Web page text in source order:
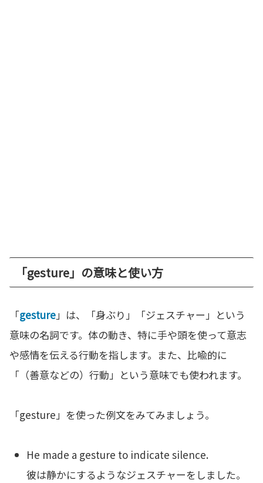
「gesture」の意味と使い方
「gesture」は、「身ぶり」「ジェスチャー」という
意味の名詞です。体の動き、特に手や頭を使って意志
や感情を伝える行動を指します。また、比喩的に
「（善意などの）行動」という意味でも使われます。
「gesture」を使った例文をみてみましょう。
He made a gesture to indicate silence.
彼は静かにするようなジェスチャーをしました。